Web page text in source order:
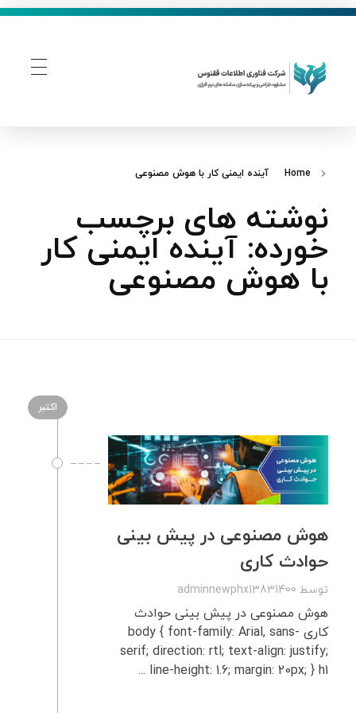
Home آینده ایمنی کار با هوش مصنوعی
نوشته های برچسب
خورده: آینده ایمنی کار
با هوش مصنوعی
اکتبر
هوش مصنوعی در پیش بینی
حوادث کاری
توسط adminnewphx13831400
هوش مصنوعی در پیش بینی حوادث
کاری body { font-family: Arial, sans-
serif; direction: rtl; text-align: justify;
line-height: 1.6; margin: 20px; } h1 ...